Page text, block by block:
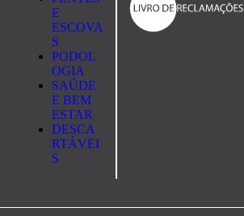
E
ESCOVA
S
PODOL
OGIA
SAÚDE
E BEM
ESTAR
DESCA
RTÁVEI
S